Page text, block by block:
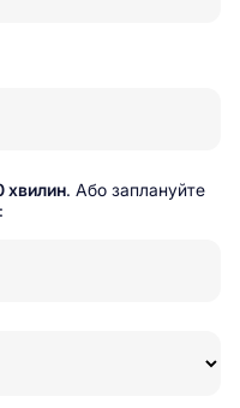
хвилин. Або заплануйте